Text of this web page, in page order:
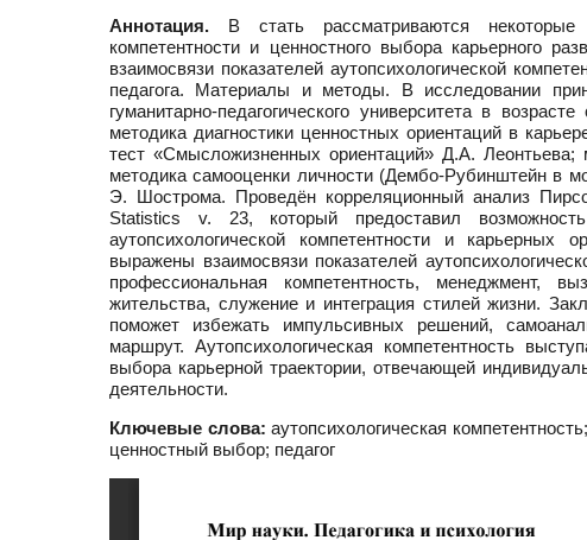
Аннотация. В стать рассматриваются некоторые
компетентности и ценностного выбора карьерного
взаимосвязи показателей аутопсихологической
педагога. Материалы и методы. В исследовании
гуманитарно-педагогического университета в
методика диагностики ценностных ориентаций в
тест «Смысложизненных ориентаций» Д.А.
методика самооценки личности (Дембо-Рубинштейн в
Э. Шострома. Проведён корреляционный анализ
Statistics v. 23, который предоставил
аутопсихологической компетентности и
выражены взаимосвязи показателей
профессиональная компетентность, менеджмент,
жительства, служение и интеграция стилей жизни.
поможет избежать импульсивных решений,
маршрут. Аутопсихологическая компетентность
выбора карьерной траектории, отвечающей
деятельности.
Ключевые слова: аутопсихологическая
ценностный выбор; педагог